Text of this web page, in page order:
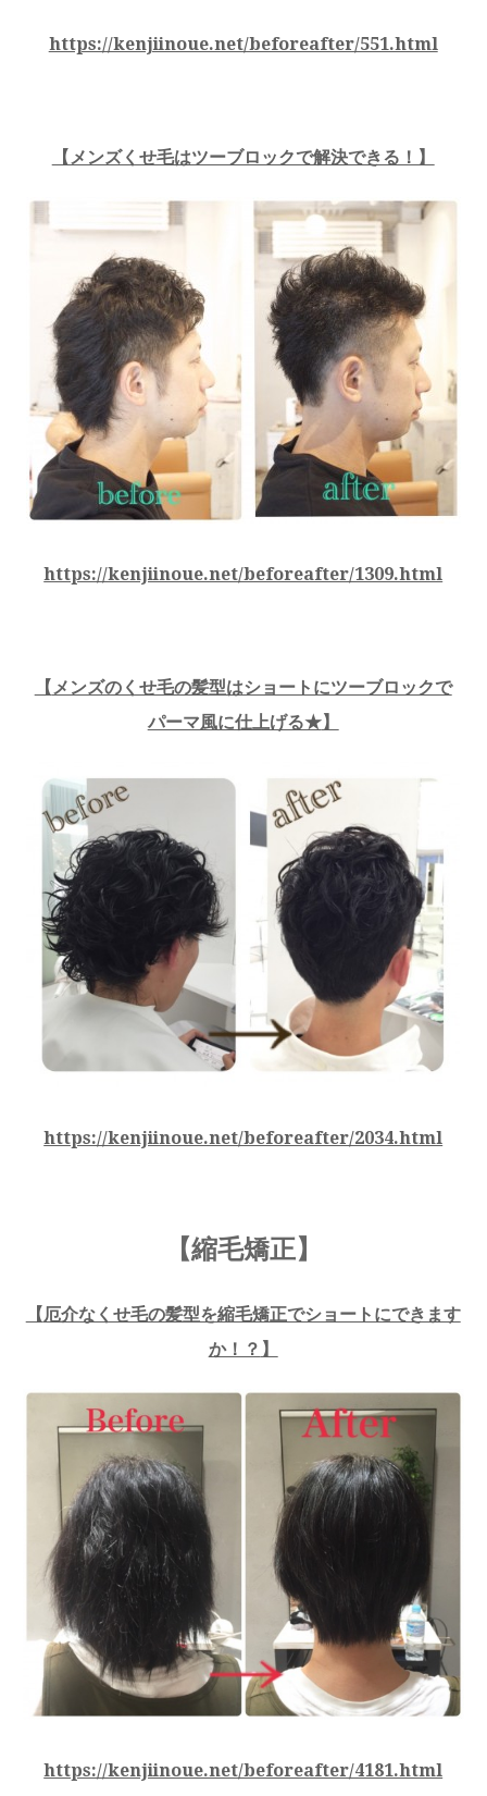
https://kenjiinoue.net/beforeafter/551.html
【メンズくせ毛はツーブロックで解決できる！】
https://kenjiinoue.net/beforeafter/1309.html
【 メンズのくせ毛の髪型はショートにツーブロックで
パーマ風に仕上げる★】
https://kenjiinoue.net/beforeafter/2034.html
【縮毛矯正】
【厄介なくせ毛の髪型を縮毛矯正でショートにできます
か！？ 】
https://kenjiinoue.net/beforeafter/4181.html